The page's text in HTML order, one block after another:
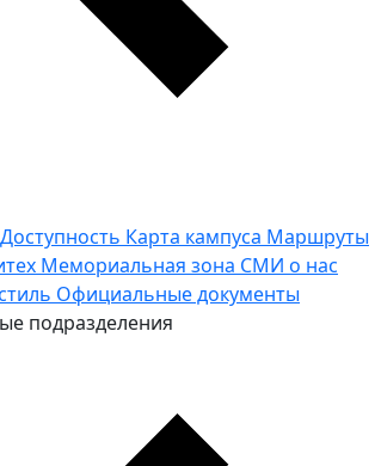
Доступность Карта кампуса Маршруты
Мемориальная зона СМИ о нас
Официальные документы
подразделения